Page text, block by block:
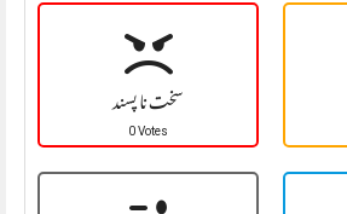
سخت نا پسند
0 Votes